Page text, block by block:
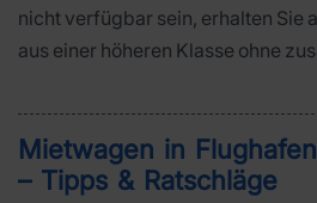
nicht verfügbar sein, erhalten Sie
aus einer höheren Klasse ohne
Mietwagen in
– Tipps & Ratschläge